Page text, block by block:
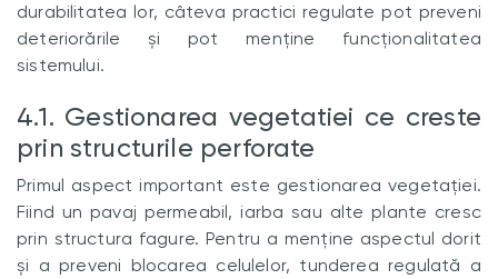
durabilitatea lor, câteva practici regulate pot preveni
deteriorările și pot menține funcționalitatea
sistemului.
4.1. Gestionarea vegetatiei ce creste
prin structurile perforate
Primul aspect important este gestionarea vegetației.
Fiind un pavaj permeabil, iarba sau alte plante cresc
prin structura fagure. Pentru a menține aspectul dorit
și a preveni blocarea celulelor, tunderea regulată a